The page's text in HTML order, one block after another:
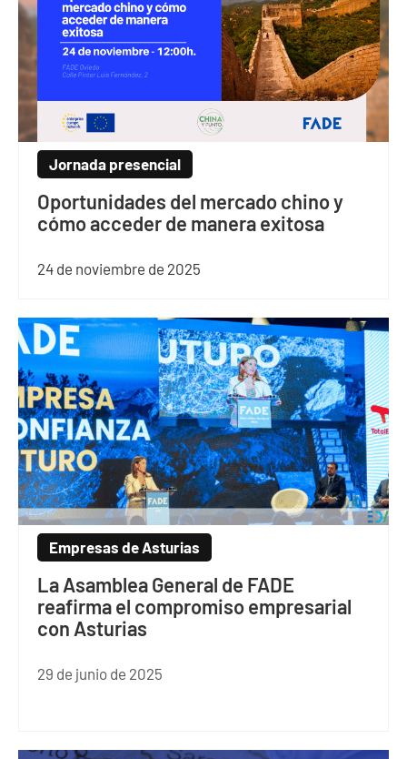
Jornada presencial
Oportunidades del mercado chino y
cómo acceder de manera exitosa
24 de noviembre de 2025
Empresas de Asturias
La Asamblea General de FADE
reafirma el compromiso empresarial
con Asturias
29 de junio de 2025